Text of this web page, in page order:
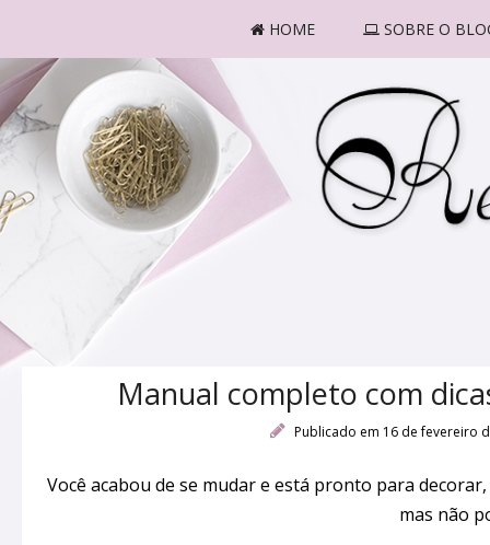
HOME SOBRE O
Manual completo com
Publicado em 16 de fevereiro
Você acabou de se mudar e está pronto para
mas não